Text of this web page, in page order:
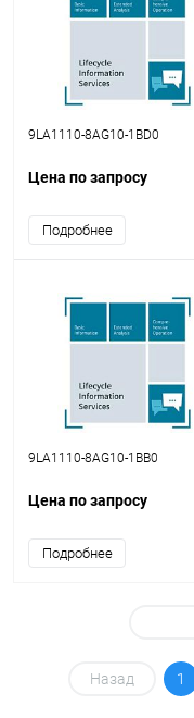
9LA1110-8AG10-1BD0
Цена по запросу
Подробнее
9LA1110-8AG10-1BB0
Цена по запросу
Подробнее
Назад 1